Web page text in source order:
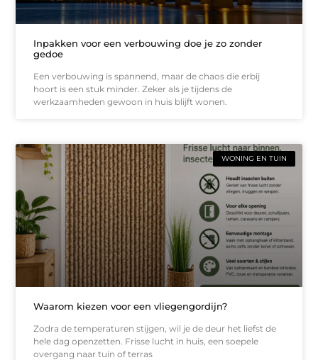
Inpakken voor een verbouwing doe je zo zonder
gedoe
Een verbouwing is spannend, maar de chaos die erbij
hoort is een stuk minder. Zeker als je tijdens de
werkzaamheden gewoon in huis blijft wonen.
WONING EN TUIN
Waarom kiezen voor een vliegengordijn?
Zodra de temperaturen stijgen, wil je de deur het liefst de
hele dag openzetten. Frisse lucht in huis, een soepele
overgang naar tuin of terras